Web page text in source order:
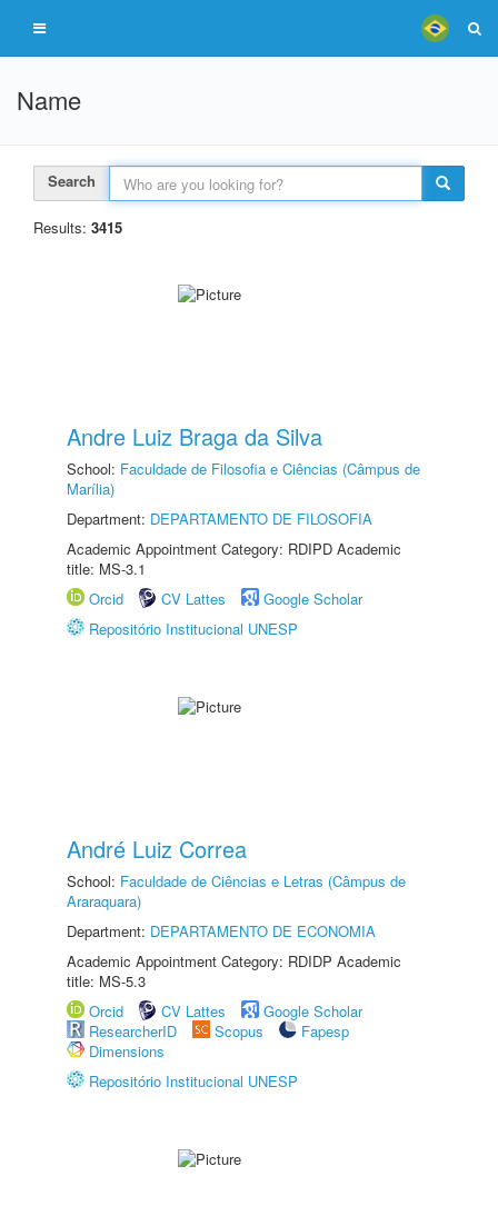
Name
Search
Results: 3415
Andre Luiz Braga da Silva
School: Faculdade de Filosofia e Ciências (Câmpus de
Marília)
Department: DEPARTAMENTO DE FILOSOFIA
Academic Appointment Category: RDIPD Academic
title: MS-3.1
Orcid
CV Lattes
Google Scholar
Repositório Institucional UNESP
André Luiz Correa
School: Faculdade de Ciências e Letras (Câmpus de
Araraquara)
Department: DEPARTAMENTO DE ECONOMIA
Academic Appointment Category: RDIDP Academic
title: MS-5.3
Orcid
CV Lattes
Google Scholar
ResearcherID
Scopus
Fapesp
Dimensions
Repositório Institucional UNESP